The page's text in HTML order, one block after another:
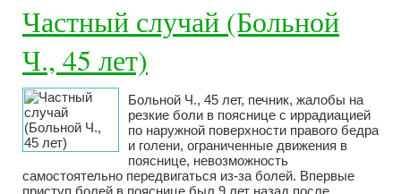
Частный случай (Больной
Ч., 45 лет)
Больной Ч., 45 лет, печник, жалобы на
резкие боли в пояснице с иррадиацией
по наружной поверхности правого бедра
и голени, ограниченные движения в
пояснице, невозможность
самостоятельно передвигаться из-за болей. Впервые
приступ болей в пояснице был 9 лет назад после